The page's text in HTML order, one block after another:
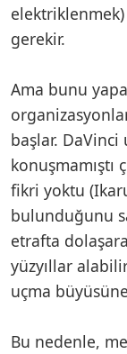
elektriklenmek)
gerekir.
Ama bunu
başlar.
fikri yoktu
bulunduğunu
etrafta
yüzyıllar
uçma
Bu nedenle,